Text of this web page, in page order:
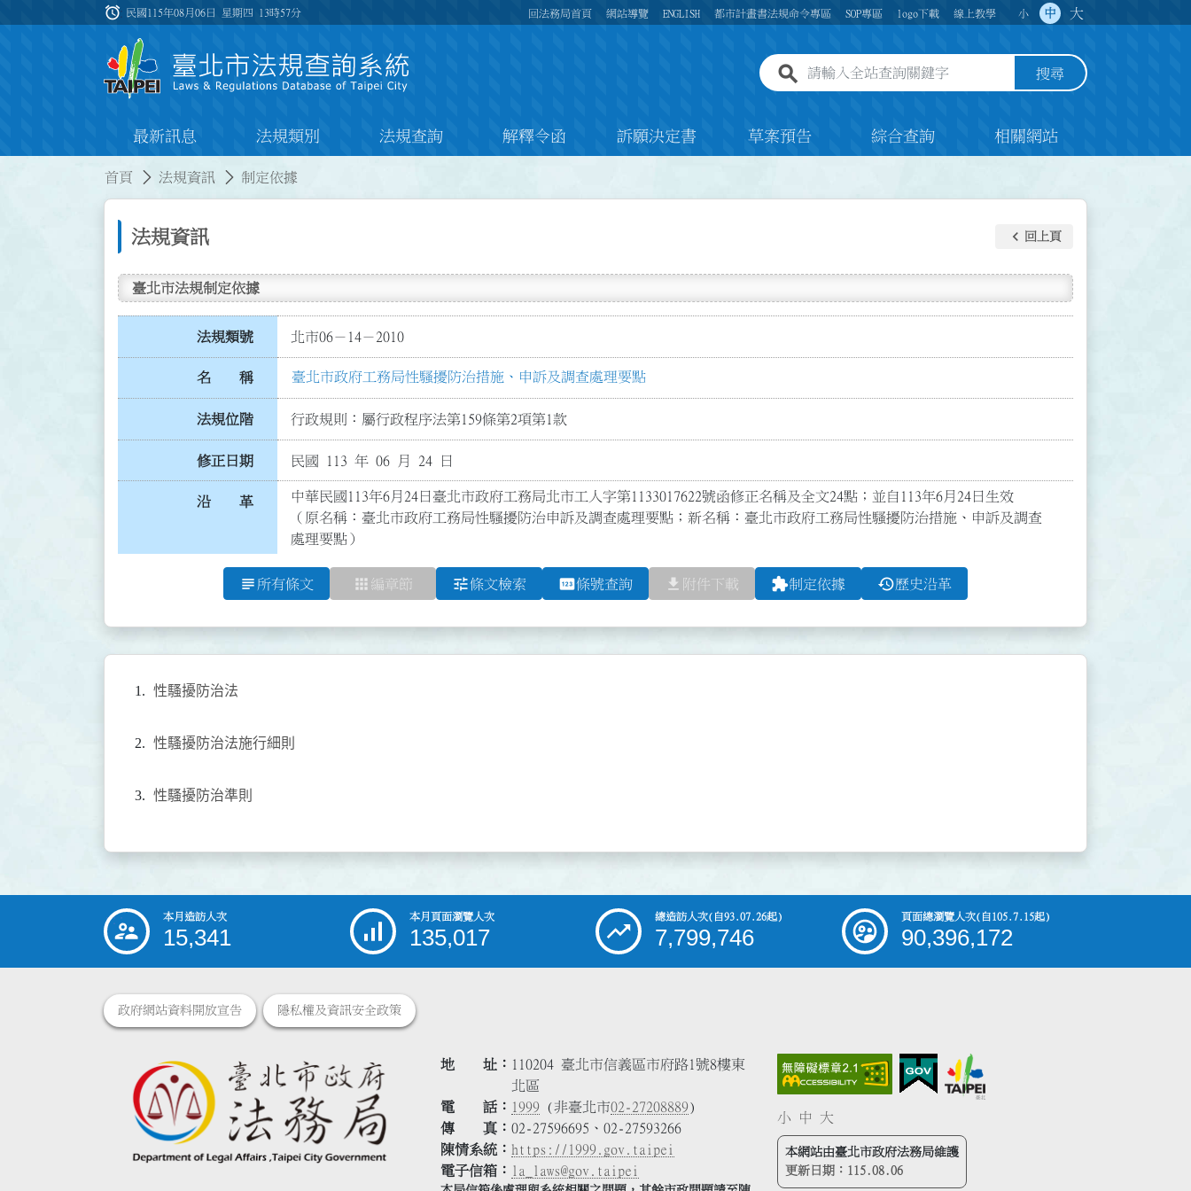
:::
alarm 民國115年08月06日 星期四 13時57分 回法務局首頁 網站導覽 ENGLISH 都市計畫書法規命令專區 SOP專區 logo下載 線上教學 小 中 大
全站查詢關鍵字欄位 搜尋
最新訊息 法規類別 法規查詢 解釋令函 訴願決定書 草案預告 綜合查詢 相關網站
首頁 法規資訊 制定依據
法規資訊 keyboard_arrow_left 回上頁
臺北市法規制定依據
法規類號 北市06－14－2010
名 稱 臺北市政府工務局性騷擾防治措施、申訴及調查處理要點
法規位階 行政規則：屬行政程序法第159條第2項第1款
修正日期 民國 113 年 06 月 24 日
沿 革
中華民國113年6月24日臺北市政府工務局北市工人字第1133017622號函修正名稱及全文24點；並自113年6月24日生效
（原名稱：臺北市政府工務局性騷擾防治申訴及調查處理要點；新名稱：臺北市政府工務局性騷擾防治措施、申訴及調查
處理要點）
subject 所有條文 apps 編章節 tune條文檢索 pin條號查詢 file_download 附件下載 extension制定依據 history歷史沿革
性騷擾防治法
性騷擾防治法施行細則
性騷擾防治準則
::: 本月造訪人次
15,341
本月頁面瀏覽人次
135,017
總造訪人次(自93.07.26起)
7,799,746
頁面總瀏覽人次(自105.7.15起)
90,396,172
政府網站資料開放宣告 隱私權及資訊安全政策
地 址
110204 臺北市信義區市府路1號8樓東
北區
電 話
1999 (非臺北市02-27208889)
傳 真
02-27596695、02-27593266
陳情系統
https://1999.gov.taipei
電子信箱
la_laws@gov.taipei
小 中 大
本網站由臺北市政府法務局維護
更新日期： 115.08.06